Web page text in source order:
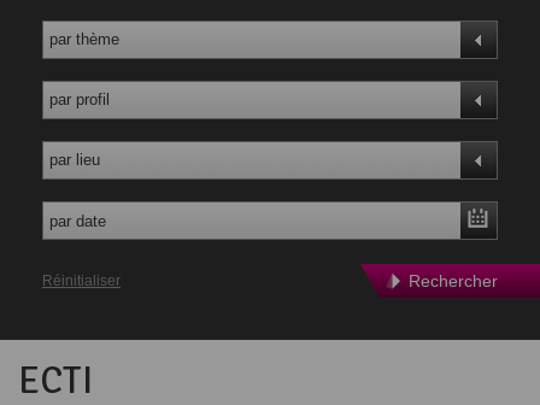
ECTI
par thème
par profil
par lieu
Rechercher
Réinitialiser